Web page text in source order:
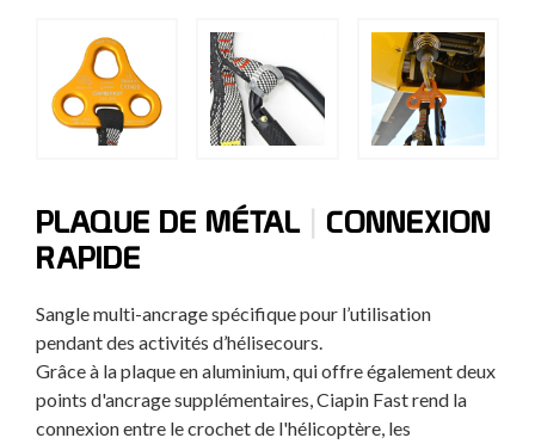
PLAQUE DE MÉTAL
CONNEXION
RAPIDE
Sangle multi-ancrage spécifique pour l’utilisation
pendant des activités d’hélisecours.
Grâce à la plaque en aluminium, qui offre également deux
points d'ancrage supplémentaires, Ciapin Fast rend la
connexion entre le crochet de l'hélicoptère, les